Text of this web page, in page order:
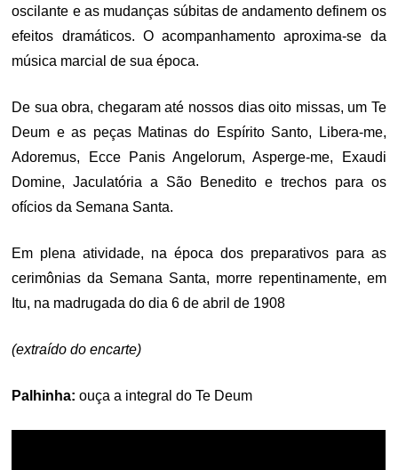
oscilante e as mudanças súbitas de andamento definem os
efeitos dramáticos. O acompanhamento aproxima-se da
música marcial de sua época.
De sua obra, chegaram até nossos dias oito missas, um Te
Deum e as peças Matinas do Espírito Santo, Libera-me,
Adoremus, Ecce Panis Angelorum, Asperge-me, Exaudi
Domine, Jaculatória a São Benedito e trechos para os
ofícios da Semana Santa.
Em plena atividade, na época dos preparativos para as
cerimônias da Semana Santa, morre repentinamente, em
Itu, na madrugada do dia 6 de abril de 1908
(extraído do encarte)
Palhinha: ouça a integral do Te Deum